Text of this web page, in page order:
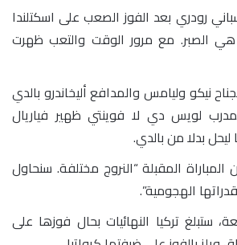
رودري بعد الفوز الصعب على اسكتلندا
هي الصبر. مع مرور الوقت والتعب ظهرت
نيكو وليامس والمدافع أليخاندرو بالدي
لويس دي لا فوينتي ظهير فياريال
ليحل بدلا من بالدي.
المقبلة “النروج مختلفة. سنحاول
الهجومية”.
ستبلغ تركيا النهائيات بحال فوزها على